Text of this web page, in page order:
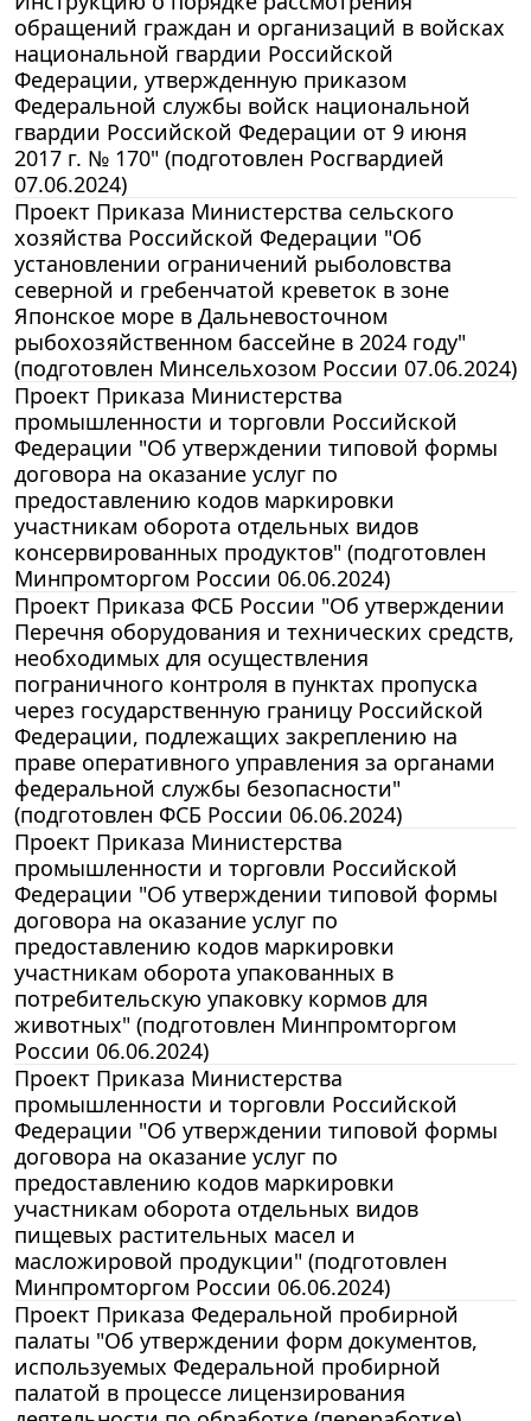
обращений граждан и организаций в войсках
национальной гвардии Российской
Федерации, утвержденную приказом
Федеральной службы войск национальной
гвардии Российской Федерации от 9 июня
2017 г. № 170" (подготовлен Росгвардией
07.06.2024)
Проект Приказа Министерства сельского
хозяйства Российской Федерации "Об
установлении ограничений рыболовства
северной и гребенчатой креветок в зоне
Японское море в Дальневосточном
рыбохозяйственном бассейне в 2024 году"
(подготовлен Минсельхозом России 07.06.2024)
Проект Приказа Министерства
промышленности и торговли Российской
Федерации "Об утверждении типовой формы
договора на оказание услуг по
предоставлению кодов маркировки
участникам оборота отдельных видов
консервированных продуктов" (подготовлен
Минпромторгом России 06.06.2024)
Проект Приказа ФСБ России "Об утверждении
Перечня оборудования и технических средств,
необходимых для осуществления
пограничного контроля в пунктах пропуска
через государственную границу Российской
Федерации, подлежащих закреплению на
праве оперативного управления за органами
федеральной службы безопасности"
(подготовлен ФСБ России 06.06.2024)
Проект Приказа Министерства
промышленности и торговли Российской
Федерации "Об утверждении типовой формы
договора на оказание услуг по
предоставлению кодов маркировки
участникам оборота упакованных в
потребительскую упаковку кормов для
животных" (подготовлен Минпромторгом
России 06.06.2024)
Проект Приказа Министерства
промышленности и торговли Российской
Федерации "Об утверждении типовой формы
договора на оказание услуг по
предоставлению кодов маркировки
участникам оборота отдельных видов
пищевых растительных масел и
масложировой продукции" (подготовлен
Минпромторгом России 06.06.2024)
Проект Приказа Федеральной пробирной
палаты "Об утверждении форм документов,
используемых Федеральной пробирной
палатой в процессе лицензирования